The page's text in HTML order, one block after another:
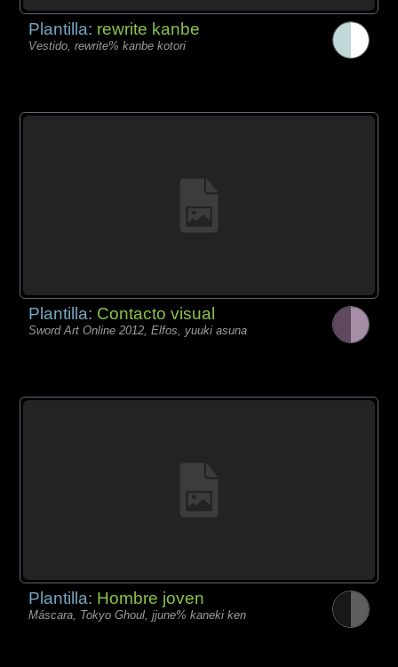
Plantilla: rewrite kanbe
Vestido, rewrite% kanbe kotori
Plantilla: Contacto visual
Sword Art Online 2012, Elfos, yuuki asuna
Plantilla: Hombre joven
Máscara, Tokyo Ghoul, jjune% kaneki ken